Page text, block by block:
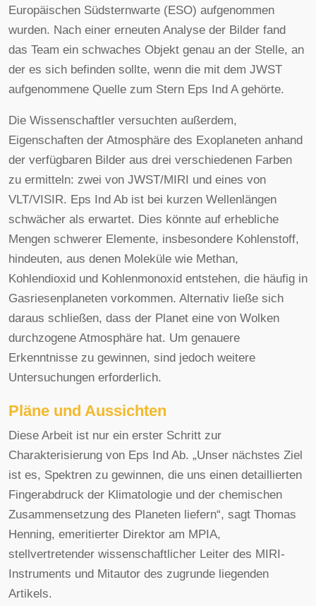
Europäischen Südsternwarte (ESO) aufgenommen
wurden. Nach einer erneuten Analyse der Bilder fand
das Team ein schwaches Objekt genau an der Stelle, an
der es sich befinden sollte, wenn die mit dem JWST
aufgenommene Quelle zum Stern Eps Ind A gehörte.
Die Wissenschaftler versuchten außerdem,
Eigenschaften der Atmosphäre des Exoplaneten anhand
der verfügbaren Bilder aus drei verschiedenen Farben
zu ermitteln: zwei von JWST/MIRI und eines von
VLT/VISIR. Eps Ind Ab ist bei kurzen Wellenlängen
schwächer als erwartet. Dies könnte auf erhebliche
Mengen schwerer Elemente, insbesondere Kohlenstoff,
hindeuten, aus denen Moleküle wie Methan,
Kohlendioxid und Kohlenmonoxid entstehen, die häufig in
Gasriesenplaneten vorkommen. Alternativ ließe sich
daraus schließen, dass der Planet eine von Wolken
durchzogene Atmosphäre hat. Um genauere
Erkenntnisse zu gewinnen, sind jedoch weitere
Untersuchungen erforderlich.
Pläne und Aussichten
Diese Arbeit ist nur ein erster Schritt zur
Charakterisierung von Eps Ind Ab. „Unser nächstes Ziel
ist es, Spektren zu gewinnen, die uns einen detaillierten
Fingerabdruck der Klimatologie und der chemischen
Zusammensetzung des Planeten liefern“, sagt Thomas
Henning, emeritierter Direktor am MPIA,
stellvertretender wissenschaftlicher Leiter des MIRI-
Instruments und Mitautor des zugrunde liegenden
Artikels.